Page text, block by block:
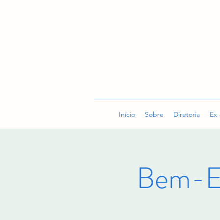
Início Sobre Diretoria Ex
Bem-